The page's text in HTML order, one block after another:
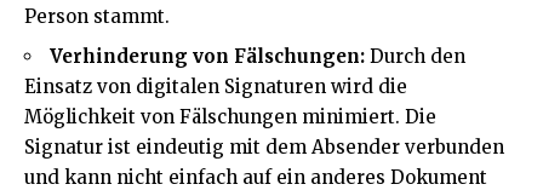
Person stammt.
Verhinderung von Fälschungen: Durch den
Einsatz von digitalen Signaturen wird die
Möglichkeit von Fälschungen minimiert. Die
Signatur ist eindeutig mit dem Absender verbunden
und kann nicht einfach auf ein anderes Dokument